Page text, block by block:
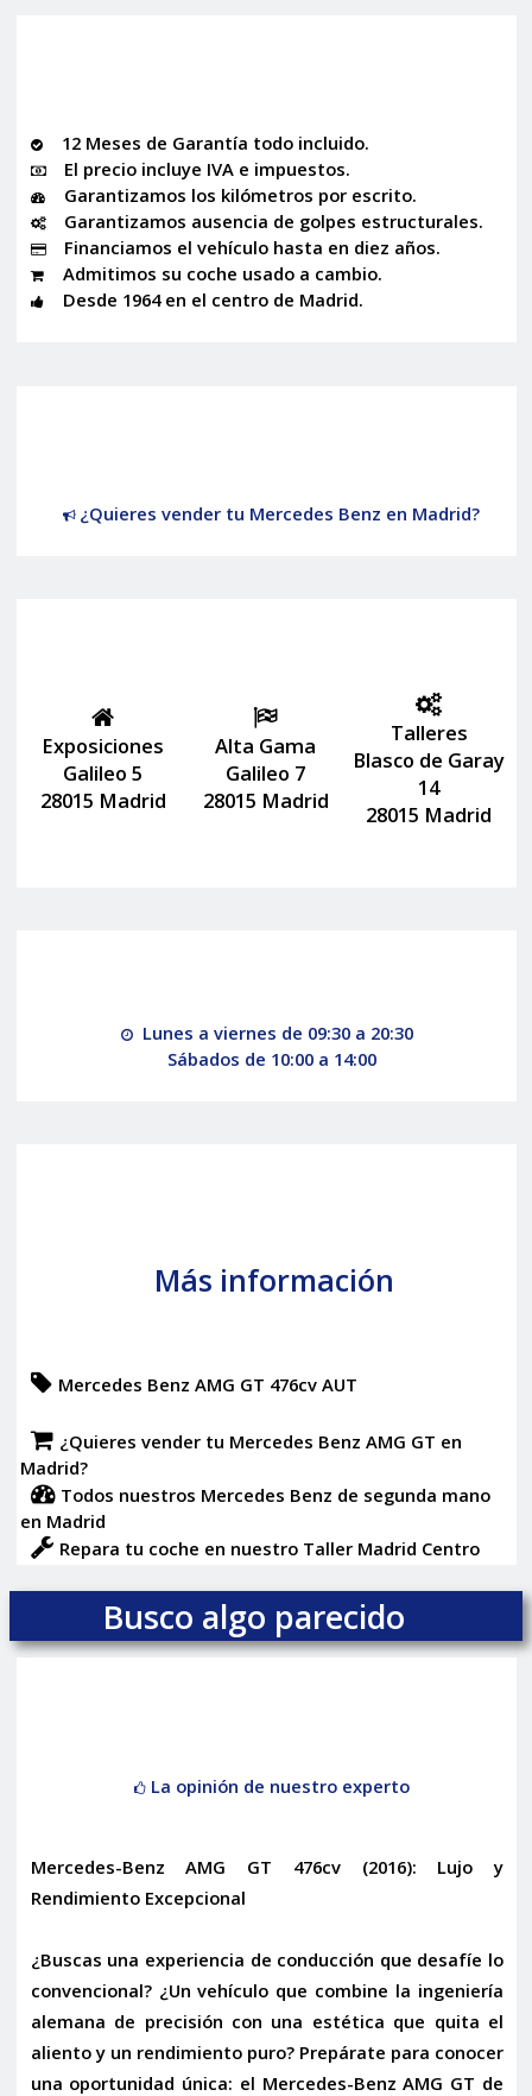
12 Meses de Garantía todo incluido.
El precio incluye IVA e impuestos.
Garantizamos los kilómetros por escrito.
Garantizamos ausencia de golpes estructurales.
Financiamos el vehículo hasta en diez años.
Admitimos su coche usado a cambio.
Desde 1964 en el centro de Madrid.
¿Quieres vender tu Mercedes Benz en Madrid?
Exposiciones
Galileo 5
28015 Madrid
Alta Gama
Galileo 7
28015 Madrid
Talleres
Blasco de Garay
14
28015 Madrid
Lunes a viernes de 09:30 a 20:30
Sábados de 10:00 a 14:00
Más información
Mercedes Benz AMG GT 476cv AUT
¿Quieres vender tu Mercedes Benz AMG GT en
Madrid?
Todos nuestros Mercedes Benz de segunda mano
en Madrid
Repara tu coche en nuestro Taller Madrid Centro
Busco algo parecido
La opinión de nuestro experto
Mercedes-Benz AMG GT 476cv (2016): Lujo y
Rendimiento Excepcional
¿Buscas una experiencia de conducción que desafíe lo
convencional? ¿Un vehículo que combine la ingeniería
alemana de precisión con una estética que quita el
aliento y un rendimiento puro? Prepárate para conocer
una oportunidad única: el Mercedes-Benz AMG GT de